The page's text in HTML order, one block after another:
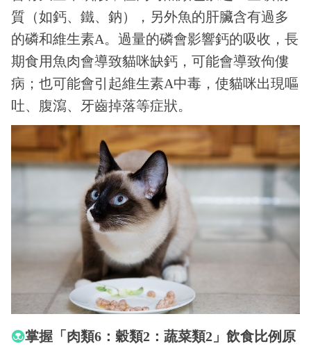
質（如鈣、鐵、鈉），另外魚的肝臟含有過多
的磷和維生素A。過量的磷會影響鈣的吸收，長
期食用魚肉會導致貓咪缺鈣，可能會導致佝僂
病；也可能會引起維生素A中毒，使貓咪出現嘔
吐、腹瀉、牙齒掉落等症狀。
掌握「肉類6：穀類2：蔬菜類2」飲食比例原